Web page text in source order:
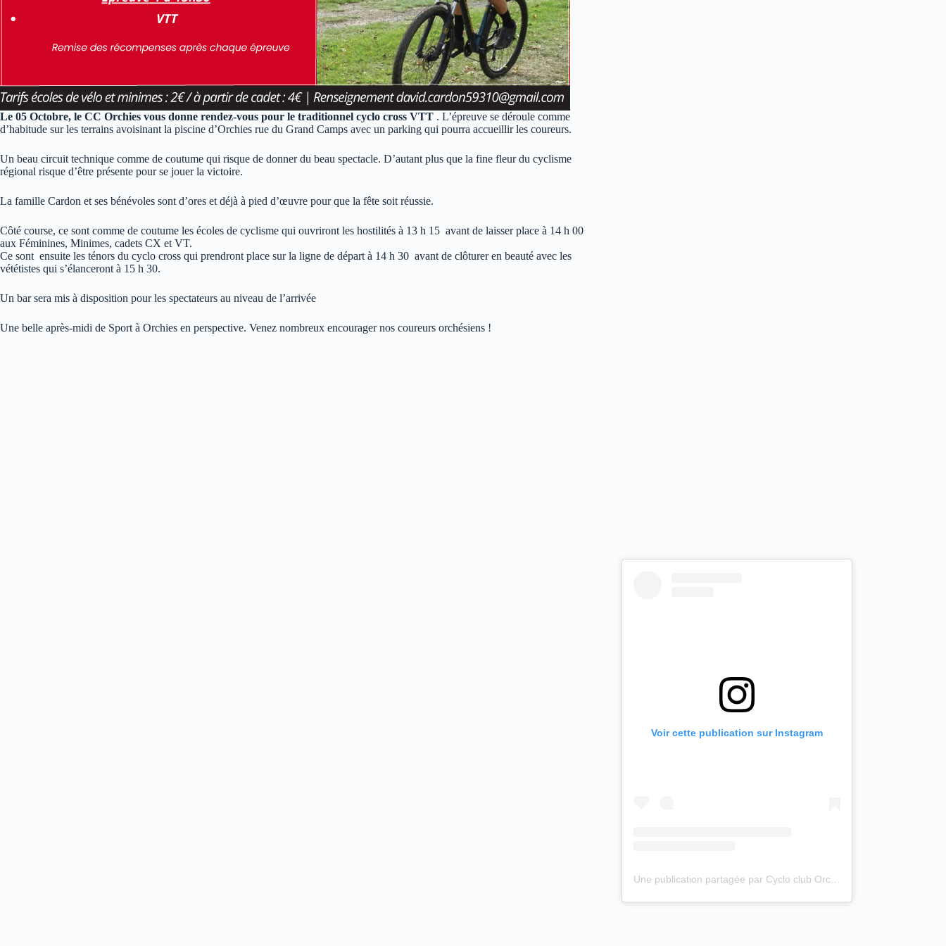
Le 05 Octobre, le CC Orchies vous donne rendez-vous pour le traditionnel cyclo cross VTT . L’épreuve se déroule comme
d’habitude sur les terrains avoisinant la piscine d’Orchies rue du Grand Camps avec un parking qui pourra accueillir les coureurs.
Un beau circuit technique comme de coutume qui risque de donner du beau spectacle. D’autant plus que la fine fleur du cyclisme
régional risque d’être présente pour se jouer la victoire.
La famille Cardon et ses bénévoles sont d’ores et déjà à pied d’œuvre pour que la fête soit réussie.
Côté course, ce sont comme de coutume les écoles de cyclisme qui ouvriront les hostilités à 13 h 15 avant de laisser place à 14 h 00
aux Féminines, Minimes, cadets CX et VT.
Ce sont ensuite les ténors du cyclo cross qui prendront place sur la ligne de départ à 14 h 30 avant de clôturer en beauté avec les
vététistes qui s’élanceront à 15 h 30.
Un bar sera mis à disposition pour les spectateurs au niveau de l’arrivée
Une belle après-midi de Sport à Orchies en perspective. Venez nombreux encourager nos coureurs orchésiens !
Voir cette publication sur Instagram
Une publication partagée par Cyclo club Orchies (@cyclo_club_orchies)